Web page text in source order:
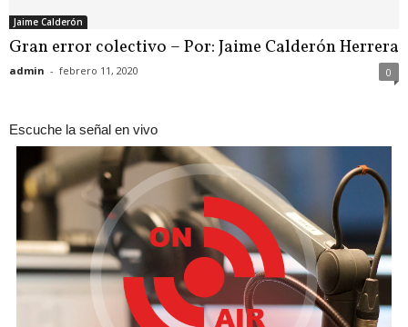
Jaime Calderón
Gran error colectivo – Por: Jaime Calderón Herrera
admin - febrero 11, 2020 0
Escuche la señal en vivo